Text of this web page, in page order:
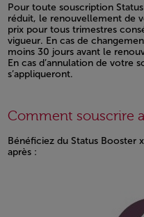
Pour toute souscription
réduit, le renouvellement de
prix pour tous trimestres
vigueur. En cas de
moins 30 jours avant le
En cas d’annulation de votre
s’appliqueront.
Comment souscrire
Bénéficiez du Status Booster
après :